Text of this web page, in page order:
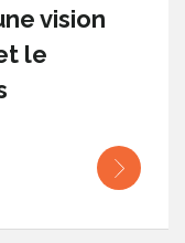
vision
le